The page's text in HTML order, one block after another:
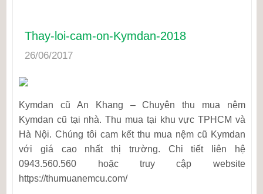
Thay-loi-cam-on-Kymdan-2018
26/06/2017
Kymdan cũ An Khang – Chuyên thu mua nệm
Kymdan cũ tại nhà. Thu mua tại khu vực TPHCM và
Hà Nội. Chúng tôi cam kết thu mua nệm cũ Kymdan
với giá cao nhất thị trường. Chi tiết liên hệ
0943.560.560 hoặc truy cập website
https://thumuanemcu.com/